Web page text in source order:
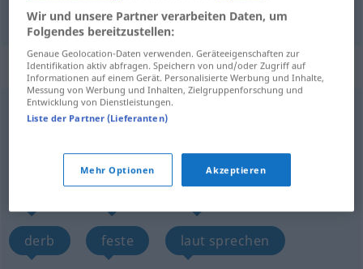
„recio“: adverbio
recio [ˈrrɛθĭo]adv
derb feste laut sprechen
Wir und unsere Partner verarbeiten Daten, um
Folgendes bereitzustellen:
Genaue Geolocation-Daten verwenden. Geräteeigenschaften zur
Identifikation aktiv abfragen. Speichern von und/oder Zugriff auf
Informationen auf einem Gerät. Personalisierte Werbung und Inhalte,
Messung von Werbung und Inhalten, Zielgruppenforschung und
Entwicklung von Dienstleistungen.
Liste der Partner (Lieferanten)
Mehr Optionen Akzeptieren